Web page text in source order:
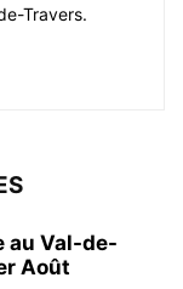
Travers.
au Val-de-
Août